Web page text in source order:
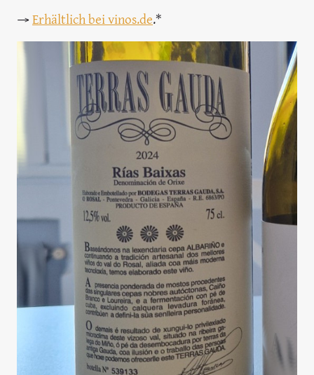
→Erhältlich bei vinos.de.*